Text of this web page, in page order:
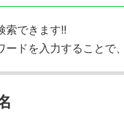
索できます!!
ドを入力することで